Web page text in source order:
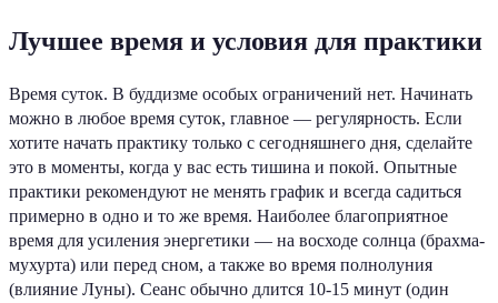
Лучшее время и условия для практики
Время суток. В буддизме особых ограничений нет. Начинать
можно в любое время суток, главное — регулярность. Если
хотите начать практику только с сегодняшнего дня, сделайте
это в моменты, когда у вас есть тишина и покой. Опытные
практики рекомендуют не менять график и всегда садиться
примерно в одно и то же время. Наиболее благоприятное
время для усиления энергетики — на восходе солнца (брахма-
мухурта) или перед сном, а также во время полнолуния
(влияние Луны). Сеанс обычно длится 10-15 минут (один